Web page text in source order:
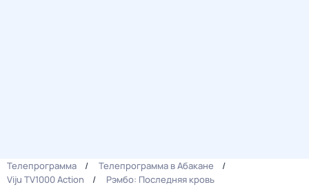
Телепрограмма
Телепрограмма в Абакане
Viju TV1000 Action
Рэмбо: Последняя кровь